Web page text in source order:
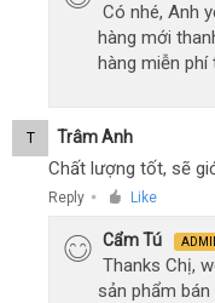
Có nhé, Anh
hàng mới
hàng miễn phí
T Trâm Anh
Chất lượng tốt, sẽ
Reply ● Like
Cẩm Tú
Thanks Chị,
sản phẩm